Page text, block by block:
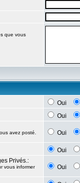
que vous
Oui
Oui
avez posté.
Oui
Oui
Privés.:
vous informer
Oui